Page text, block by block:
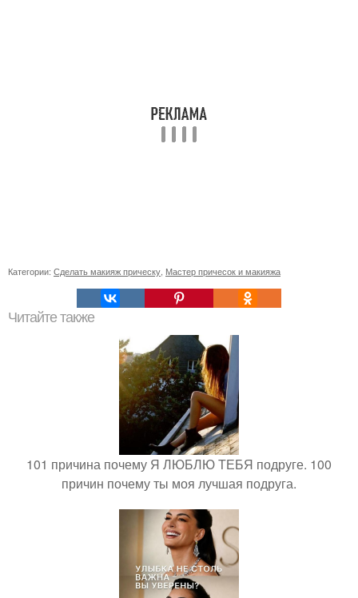
Категории: Сделать макияж прическу Мастер причесок и макияжа
Читайте также
101 причина почему Я ЛЮБЛЮ ТЕБЯ подруге. 100
причин почему ты моя лучшая подруга.